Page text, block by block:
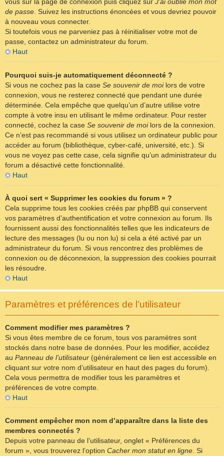
vous sur la page de connexion puis cliquez sur J’ai oublié mon mot
de passe. Suivez les instructions énoncées et vous devriez pouvoir
à nouveau vous connecter.
Si toutefois vous ne parveniez pas à réinitialiser votre mot de
passe, contactez un administrateur du forum.
Haut
Pourquoi suis-je automatiquement déconnecté ?
Si vous ne cochez pas la case Se souvenir de moilors de votre
connexion, vous ne resterez connecté que pendant une durée
déterminée. Cela empêche que quelqu’un d’autre utilise votre
compte à votre insu en utilisant le même ordinateur. Pour rester
connecté, cochez la case Se souvenir de moilors de la connexion.
Ce n’est pas recommandé si vous utilisez un ordinateur public pour
accéder au forum (bibliothèque, cyber-café, université, etc.). Si
vous ne voyez pas cette case, cela signifie qu’un administrateur du
forum a désactivé cette fonctionnalité.
Haut
À quoi sert « Supprimer les cookies du forum » ?
Cela supprime tous les cookies créés par phpBB qui conservent
vos paramètres d’authentification et votre connexion au forum. Ils
fournissent aussi des fonctionnalités telles que les indicateurs de
lecture des messages (lu ou non lu) si cela a été activé par un
administrateur du forum. Si vous rencontrez des problèmes de
connexion ou de déconnexion, la suppression des cookies pourrait
les résoudre.
Haut
Paramètres et préférences de l’utilisateur
Comment modifier mes paramètres ?
Si vous êtes membre de ce forum, tous vos paramètres sont
stockés dans notre base de données. Pour les modifier, accédez
au Panneau de l’utilisateur (généralement ce lien est accessible en
cliquant sur votre nom d’utilisateur en haut des pages du forum).
Cela vous permettra de modifier tous les paramètres et
préférences de votre compte.
Haut
Comment empêcher mon nom d’apparaître dans la liste des
membres connectés ?
Depuis votre panneau de l’utilisateur, onglet « Préférences du
forum », vous trouverez l’option Cacher mon statut en ligne. Si